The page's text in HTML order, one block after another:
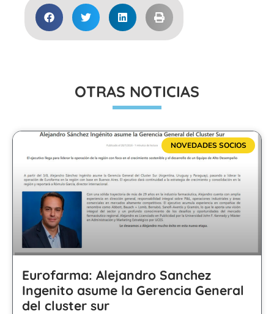
OTRAS NOTICIAS
NOVEDADES SOCIOS
Eurofarma: Alejandro Sanchez
Ingenito asume la Gerencia General
del cluster sur